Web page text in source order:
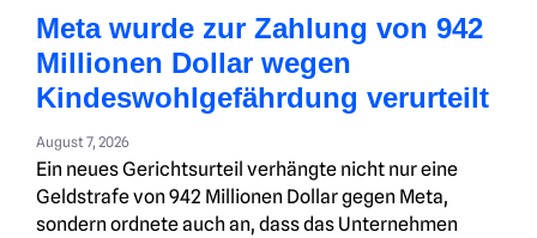
Meta wurde zur Zahlung von 942
Millionen Dollar wegen
Kindeswohlgefährdung verurteilt
August 7, 2026
Ein neues Gerichtsurteil verhängte nicht nur eine
Geldstrafe von 942 Millionen Dollar gegen Meta,
sondern ordnete auch an, dass das Unternehmen